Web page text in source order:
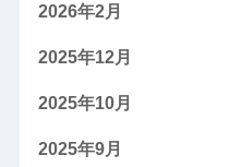
2026年2月
2025年12月
2025年10月
2025年9月